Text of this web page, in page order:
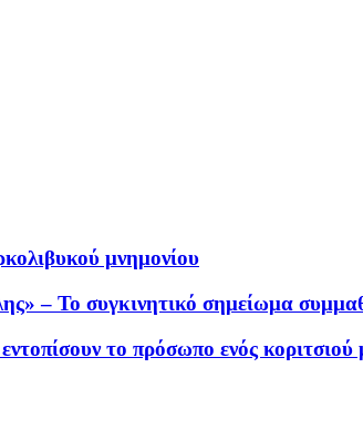
μνημονίου
– Το συγκινητικό σημείωμα
το πρόσωπο ενός κοριτσιού